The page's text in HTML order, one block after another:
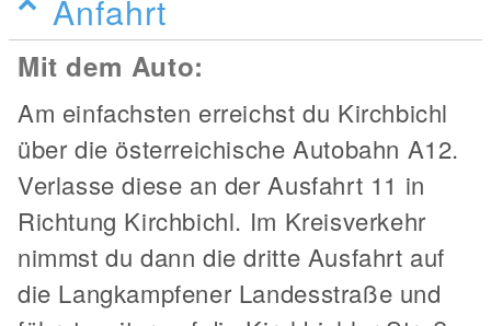
Anfahrt
Mit dem Auto:
Am einfachsten erreichst du Kirchbichl
über die österreichische Autobahn A12.
Verlasse diese an der Ausfahrt 11 in
Richtung Kirchbichl. Im Kreisverkehr
nimmst du dann die dritte Ausfahrt auf
die Langkampfener Landesstraße und